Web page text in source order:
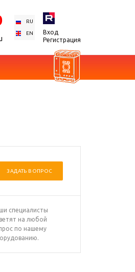
RU
EN
Вход
Регистрация
ЗАДАТЬ ВОПРОС
специалисты
на любой
по нашему